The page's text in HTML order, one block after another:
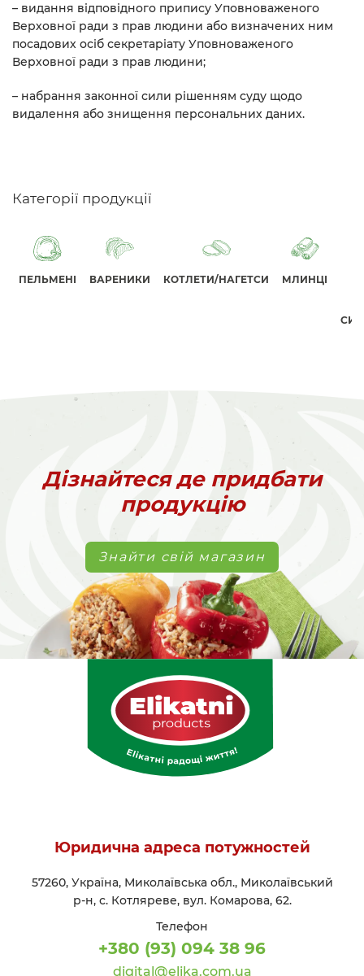
– видання відповідного припису Уповноваженого
Верховної ради з прав людини або визначених ним
посадових осіб секретаріату Уповноваженого
Верховної ради з прав людини;
– набрання законної сили рішенням суду щодо
видалення або знищення персональних даних.
Категорії продукції
ПЕЛЬМЕНІ ВАРЕНИКИ КОТЛЕТИ/НАГЕТСИ МЛИНЦІ
Дізнайтеся де придбати
продукцію
Знайти свій магазин
Юридична адреса потужностей
57260, Україна, Миколаївська обл., Миколаївський
р-н, с. Котляреве, вул. Комарова, 62.
Телефон
+380 (93) 094 38 96
digital@elika.com.ua